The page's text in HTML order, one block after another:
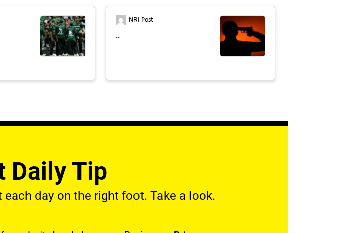
NRI Post
..
Daily Tip
day on the right foot. Take a look.